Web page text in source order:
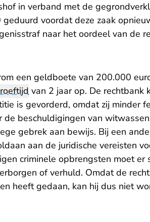
in verband met de
voordat deze zaak
naar het oordeel van de
een geldboete van 200.000
van 2 jaar op. De
is gevorderd, omdat zij minder
beschuldigingen van
gebrek aan bewijs. Bij een
aan de juridische vereisten
criminele opbrengsten moet er
of verhuld. Omdat de
heeft gedaan, kan hij dus niet